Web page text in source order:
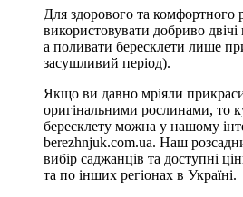
Для здорового та комфортного
використовувати добриво
а поливати бересклети лише
засушливий період).
Якщо ви давно мріяли
оригінальними рослинами, то
бересклету можна у нашому
berezhnjuk.com.ua. Наш
вибір саджанців та доступні
та по інших регіонах в Україні.